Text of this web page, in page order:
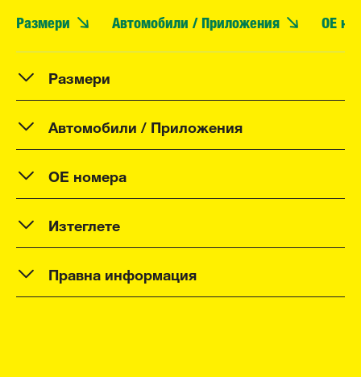
Размери Автомобили / Приложения OE
Размери
Автомобили / Приложения
OE номера
Изтеглете
Правна информация